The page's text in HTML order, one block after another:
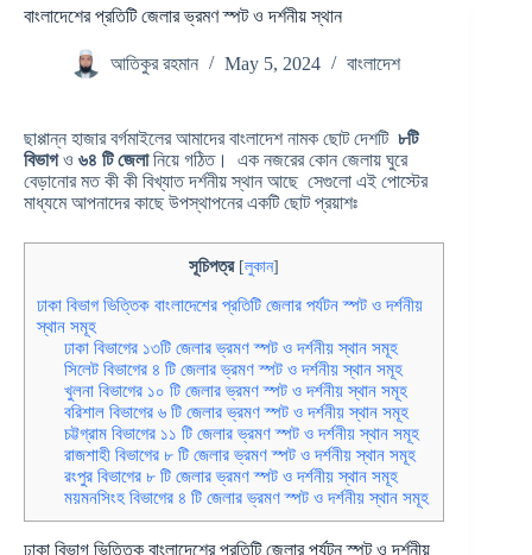
বাংলাদেশের প্রতিটি জেলার ভ্রমণ স্পট ও দর্শনীয় স্থান
আতিকুর রহমান May 5, 2024 বাংলাদেশ
ছাপ্পান্ন হাজার বর্গমাইলের আমাদের বাংলাদেশ নামক ছোট দেশটি ৮টি
বিভাগও ৬৪ টি জেলানিয়ে গঠিত। এক নজরের কোন জেলায় ঘুরে
বেড়ানোর মত কী কী বিখ্যাত দর্শনীয় স্থান আছে সেগুলো এই পোস্টের
মাধ্যমে আপনাদের কাছে উপস্থাপনের একটি ছোট প্রয়াশঃ
সূচিপত্র [লুকান]
ঢাকা বিভাগ ভিত্তিক বাংলাদেশের প্রতিটি জেলার পর্যটন স্পট ও দর্শনীয়
স্থান সমূহ
ঢাকা বিভাগের ১৩টি জেলার ভ্রমণ স্পট ও দর্শনীয় স্থান সমূহ
সিলেট বিভাগের ৪ টি জেলার ভ্রমণ স্পট ও দর্শনীয় স্থান সমূহ
খুলনা বিভাগের ১০ টি জেলার ভ্রমণ স্পট ও দর্শনীয় স্থান সমূহ
বরিশাল বিভাগের ৬ টি জেলার ভ্রমণ স্পট ও দর্শনীয় স্থান সমূহ
চট্টগ্রাম বিভাগের ১১ টি জেলার ভ্রমণ স্পট ও দর্শনীয় স্থান সমূহ
রাজশাহী বিভাগের ৮ টি জেলার ভ্রমণ স্পট ও দর্শনীয় স্থান সমূহ
রংপুর বিভাগের ৮ টি জেলার ভ্রমণ স্পট ও দর্শনীয় স্থান সমূহ
ময়মনসিংহ বিভাগের ৪ টি জেলার ভ্রমণ স্পট ও দর্শনীয় স্থান সমূহ
ঢাকা বিভাগ ভিত্তিক বাংলাদেশের প্রতিটি জেলার পর্যটন স্পট ও দর্শনীয়